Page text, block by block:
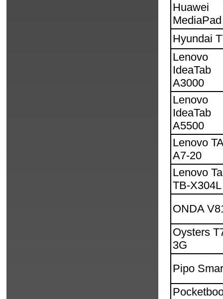
Huawei
Hyundai
Lenovo
IdeaTab
A3000
Lenovo
IdeaTab
A5500
Lenovo
A7-20
Lenovo
TB-X304L
ONDA
Oysters
3G
Pipo